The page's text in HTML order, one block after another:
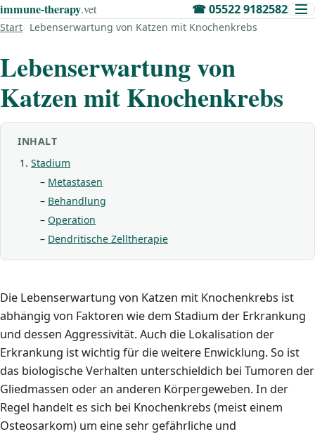
immune‑therapy.vet ☎05522 9182582
Start Lebenserwartung von Katzen mit Knochenkrebs
Lebenserwartung von
Katzen mit Knochenkrebs
INHALT
Stadium
Metastasen
Behandlung
Operation
Dendritische Zelltherapie
Die Lebenserwartung von Katzen mit Knochenkrebs ist
abhängig von Faktoren wie dem Stadium der Erkrankung
und dessen Aggressivität. Auch die Lokalisation der
Erkrankung ist wichtig für die weitere Enwicklung. So ist
das biologische Verhalten unterschieldich bei Tumoren der
Gliedmassen oder an anderen Körpergeweben. In der
Regel handelt es sich bei Knochenkrebs (meist einem
Osteosarkom) um eine sehr gefährliche und